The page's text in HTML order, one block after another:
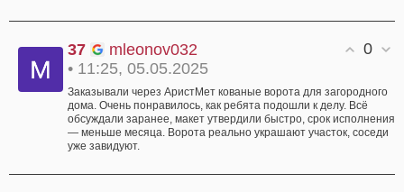
0
37
mleonov032
• 11:25, 05.05.2025
Заказывали через АристМет кованые ворота для загородного
дома. Очень понравилось, как ребята подошли к делу. Всё
обсуждали заранее, макет утвердили быстро, срок исполнения
— меньше месяца. Ворота реально украшают участок, соседи
уже завидуют.